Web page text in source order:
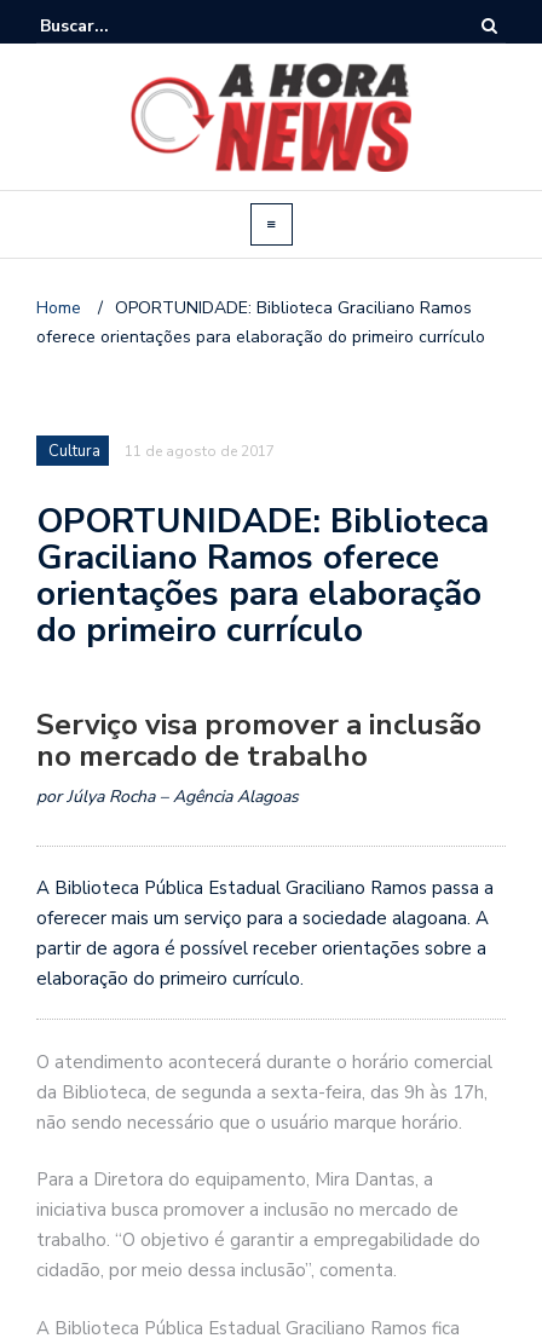
Home / OPORTUNIDADE: Biblioteca Graciliano Ramos
oferece orientações para elaboração do primeiro currículo
Cultura 11 de agosto de 2017
OPORTUNIDADE: Biblioteca
Graciliano Ramos oferece
orientações para elaboração
do primeiro currículo
Serviço visa promover a inclusão
no mercado de trabalho
por Júlya Rocha – Agência Alagoas
A Biblioteca Pública Estadual Graciliano Ramos passa a
oferecer mais um serviço para a sociedade alagoana. A
partir de agora é possível receber orientações sobre a
elaboração do primeiro currículo.
O atendimento acontecerá durante o horário comercial
da Biblioteca, de segunda a sexta-feira, das 9h às 17h,
não sendo necessário que o usuário marque horário.
Para a Diretora do equipamento, Mira Dantas, a
iniciativa busca promover a inclusão no mercado de
trabalho. “O objetivo é garantir a empregabilidade do
cidadão, por meio dessa inclusão”, comenta.
A Biblioteca Pública Estadual Graciliano Ramos fica